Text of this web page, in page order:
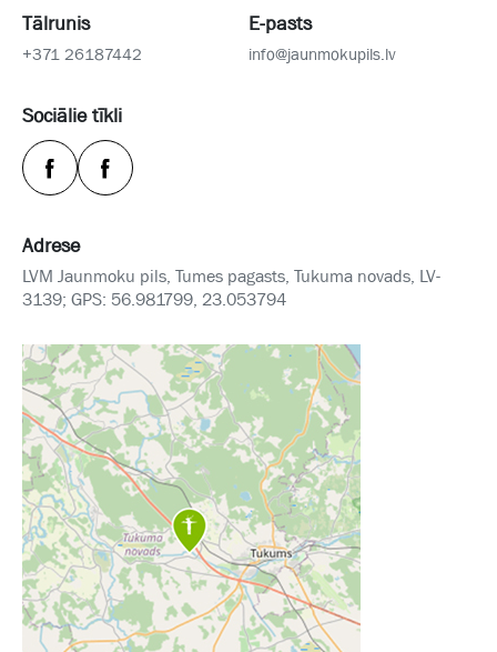
Tālrunis
+371 26187442
E-pasts
info@jaunmokupils.lv
Sociālie tīkli
Adrese
LVM Jaunmoku pils, Tumes pagasts, Tukuma novads, LV-
3139; GPS: 56.981799, 23.053794